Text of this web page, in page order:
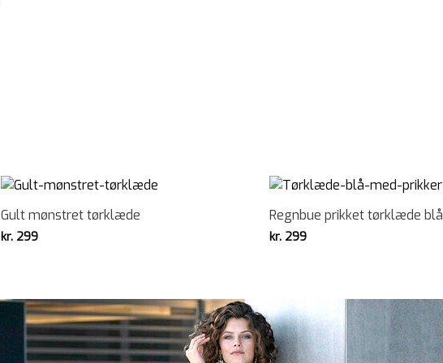
Gult mønstret tørklæde
kr. 299
Regnbue prikket tørklæde
kr. 299